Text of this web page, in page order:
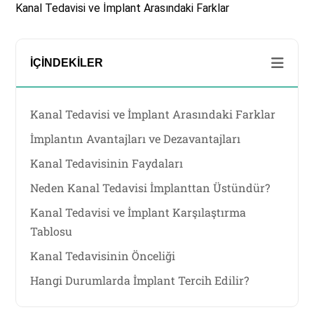
Kanal Tedavisi ve İmplant Arasındaki Farklar
İÇINDEKILER
Kanal Tedavisi ve İmplant Arasındaki Farklar
İmplantın Avantajları ve Dezavantajları
Kanal Tedavisinin Faydaları
Neden Kanal Tedavisi İmplanttan Üstündür?
Kanal Tedavisi ve İmplant Karşılaştırma
Tablosu
Kanal Tedavisinin Önceliği
Hangi Durumlarda İmplant Tercih Edilir?